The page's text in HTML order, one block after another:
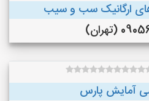
ارگانیک سب و سیب
(تهران)
آمایش پارس